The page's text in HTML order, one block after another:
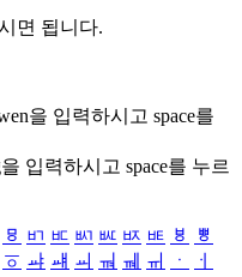
면 됩니다.
을 입력하시고 space를
을 입력하시고 space를 누르
ㅱ ㅲ ㅳ ㅴ ㅵ ㅶ ㅷ ㅸ
ㅹ
ㆆ ㆇ ㆈ ㆉ ㆊ ㆋ ㆌ ㆍ
ㆎ